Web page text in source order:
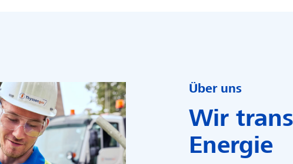
Über uns
Wir
Energie